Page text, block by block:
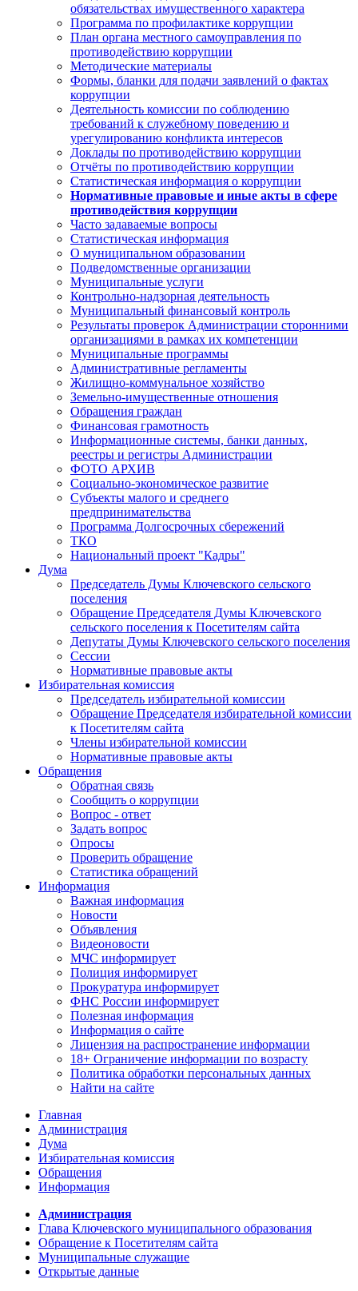
обязательствах имущественного характера
Программа по профилактике коррупции
План органа местного самоуправления по
противодействию коррупции
Методические материалы
Формы, бланки для подачи заявлений о фактах
коррупции
Деятельность комиссии по соблюдению
требований к служебному поведению и
урегулированию конфликта интересов
Доклады по противодействию коррупции
Отчёты по противодействию коррупции
Статистическая информация о коррупции
Нормативные правовые и иные акты в сфере
противодействия коррупции
Часто задаваемые вопросы
Статистическая информация
О муниципальном образовании
Подведомственные организации
Муниципальные услуги
Контрольно-надзорная деятельность
Муниципальный финансовый контроль
Результаты проверок Администрации сторонними
организациями в рамках их компетенции
Муниципальные программы
Административные регламенты
Жилищно-коммунальное хозяйство
Земельно-имущественные отношения
Обращения граждан
Финансовая грамотность
Информационные системы, банки данных,
реестры и регистры Администрации
ФОТО АРХИВ
Социально-экономическое развитие
Субъекты малого и среднего
предпринимательства
Программа Долгосрочных сбережений
ТКО
Национальный проект "Кадры"
Дума
Председатель Думы Ключевского сельского
поселения
Обращение Председателя Думы Ключевского
сельского поселения к Посетителям сайта
Депутаты Думы Ключевского сельского поселения
Сессии
Нормативные правовые акты
Избирательная комиссия
Председатель избирательной комиссии
Обращение Председателя избирательной комиссии
к Посетителям сайта
Члены избирательной комиссии
Нормативные правовые акты
Обращения
Обратная связь
Сообщить о коррупции
Вопрос - ответ
Задать вопрос
Опросы
Проверить обращение
Статистика обращений
Информация
Важная информация
Новости
Объявления
Видеоновости
МЧС информирует
Полиция информирует
Прокуратура информирует
ФНС России информирует
Полезная информация
Информация о сайте
Лицензия на распространение информации
18+ Ограничение информации по возрасту
Политика обработки персональных данных
Найти на сайте
Главная
Администрация
Дума
Избирательная комиссия
Обращения
Информация
Администрация
Глава Ключевского муниципального образования
Обращение к Посетителям сайта
Муниципальные служащие
Открытые данные